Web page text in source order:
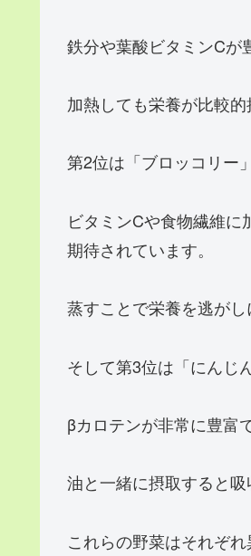
鉄分や葉酸ビタミンCが
加熱しても栄養が比較
第2位は「ブロッコリー」
ビタミンCや食物繊維
期待されています。
蒸すことで栄養を逃が
そして第3位は「にんじん
βカロテンが非常に豊富
油と一緒に摂取すると
これらの野菜はそれぞ